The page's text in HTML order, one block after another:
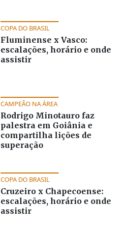
COPA DO BRASIL
Fluminense x Vasco:
escalações, horário e onde
assistir
CAMPEÃO NA ÁREA
Rodrigo Minotauro faz
palestra em Goiânia e
compartilha lições de
superação
COPA DO BRASIL
Cruzeiro x Chapecoense:
escalações, horário e onde
assistir